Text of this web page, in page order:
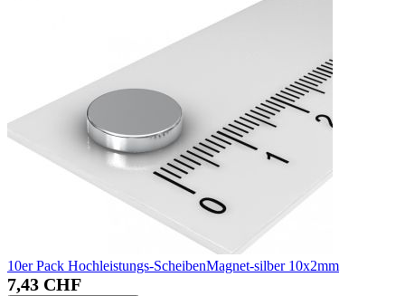
10er Pack Hochleistungs-ScheibenMagnet-silber 10x2mm
7,43 CHF